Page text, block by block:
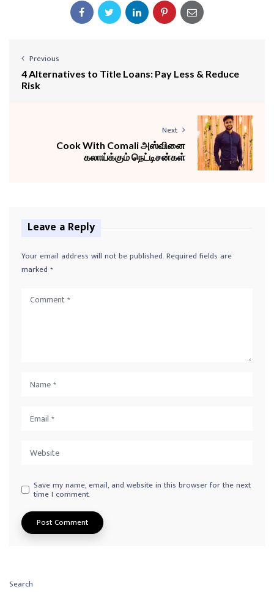
Previous
4 Alternatives to Title Loans: Pay Less & Reduce
Risk
Next
Cook With Comali அஸ்வினை
கலாய்க்கும் நெட்டிசன்கள்
Leave a Reply
Your email address will not be published.Required fields are
marked *
Save my name, email, and website in this browser for the next
time I comment.
Search